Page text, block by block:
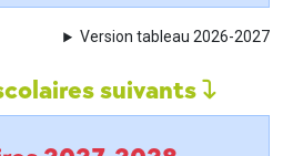
Version tableau 2026-2027
suivants